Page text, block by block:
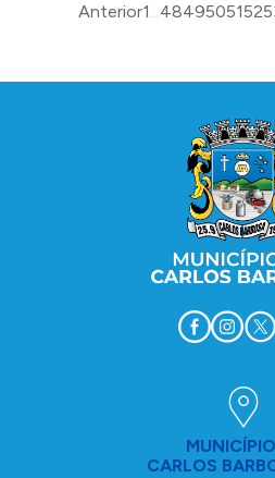
Anterior1...4849505152
CARLOS